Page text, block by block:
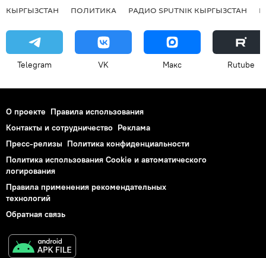
КЫРГЫЗСТАН ПОЛИТИКА РАДИО SPUTNIK КЫРГЫЗСТАН
Telegram VK Макс Rutube
О проекте Правила использования
Контакты и сотрудничество Реклама
Пресс-релизы Политика конфиденциальности
Политика использования Cookie и автоматического
логирования
Правила применения рекомендательных
технологий
Обратная связь